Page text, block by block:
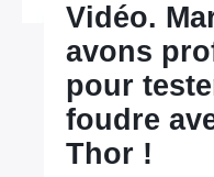
Vidéo.
avons
pour
foudre
Thor !